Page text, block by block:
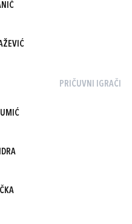
PRIČUVNI IGRAČI